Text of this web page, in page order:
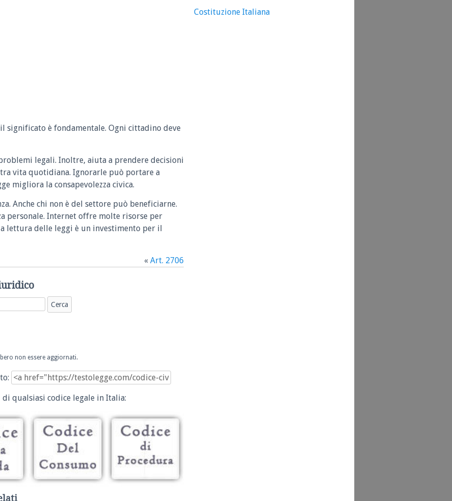
significato è fondamentale. Ogni cittadino deve
legali. Inoltre, aiuta a prendere decisioni
vita quotidiana. Ignorarle può portare a
migliora la consapevolezza civica.
Anche chi non è del settore può beneficiarne.
personale. Internet offre molte risorse per
lettura delle leggi è un investimento per il
« Art. 2706
non essere aggiornati.
qualsiasi codice legale in Italia:
Costituzione Italiana